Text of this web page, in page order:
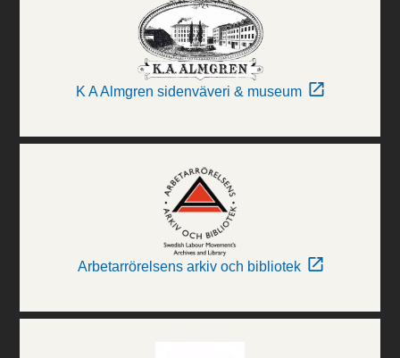
K A Almgren sidenväveri & museum
Arbetarrörelsens arkiv och bibliotek